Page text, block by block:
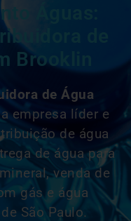
Águas:
de
Brooklin
de Água
empresa líder e
de água
de água para
venda de
gás e água
São Paulo.